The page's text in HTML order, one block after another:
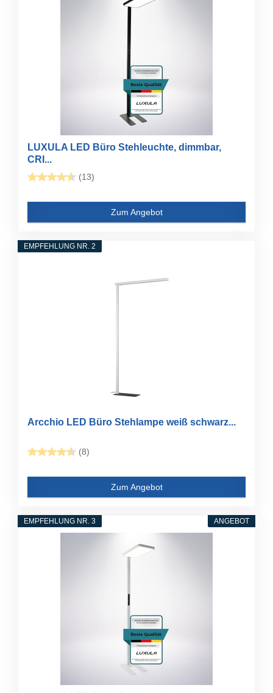
LUXULA LED Büro Stehleuchte, dimmbar,
CRI...
(13)
Zum Angebot
EMPFEHLUNG NR. 2
Arcchio LED Büro Stehlampe weiß schwarz...
(8)
Zum Angebot
ANGEBOT
EMPFEHLUNG NR. 3